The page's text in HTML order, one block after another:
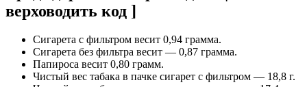
верховодить код ]
Сигарета с фильтром весит 0,94 грамма.
Сигарета без фильтра весит — 0,87 грамма.
Папироса весит 0,80 грамм.
Чистый вес табака в пачке сигарет с фильтром — 18,8 г.